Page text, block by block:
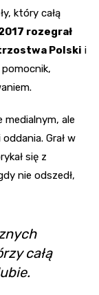
który całą
rozegrał
Polski i
medialnym, ale
Grał w
się z
nie odszedł,
całą